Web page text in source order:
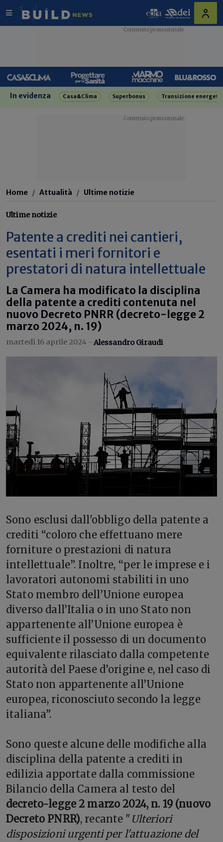
In evidenza Casa&Clima Superbonus Transizione
Home Attualità Ultime notizie
Ultime notizie
Patente a crediti nei cantieri,
esentati i meri fornitori e
prestatori di natura intellettuale
La Camera ha modificato la disciplina
della patente a crediti contenuta nel
nuovo Decreto PNRR (decreto-legge 2
marzo 2024, n. 19)
martedì 16 aprile 2024 - Alessandro Giraudi
Sono esclusi dall'obbligo della patente a
crediti “coloro che effettuano mere
forniture o prestazioni di natura
intellettuale”. Inoltre, “per le imprese e i
lavoratori autonomi stabiliti in uno
Stato membro dell’Unione europea
diverso dall’Italia o in uno Stato non
appartenente all’Unione europea è
sufficiente il possesso di un documento
equivalente rilasciato dalla competente
autorità del Paese d’origine e, nel caso di
Stato non appartenente all’Unione
europea, riconosciuto secondo la legge
italiana”.
Sono queste alcune delle modifiche alla
disciplina della patente a crediti in
edilizia apportate dalla commissione
Bilancio della Camera al testo del
decreto-legge 2 marzo 2024, n. 19 (nuovo
Decreto PNRR), recante " Ulteriori
disposizioni urgenti per l'attuazione del